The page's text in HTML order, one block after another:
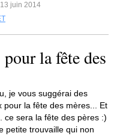
juin 2014
la fête des
je vous suggérai des
pour la fête des mères... Et
ce sera la fête des pères :)
petite trouvaille qui non